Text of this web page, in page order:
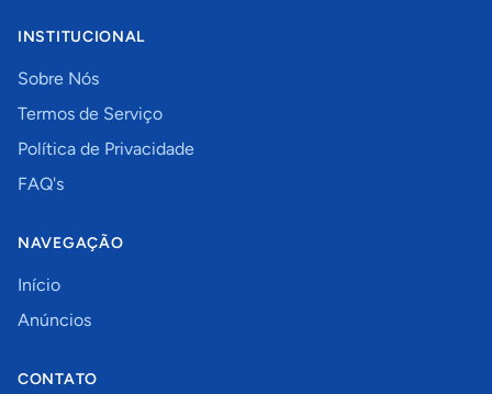
INSTITUCIONAL
Sobre Nós
Termos de Serviço
Política de Privacidade
FAQ's
NAVEGAÇÃO
Início
Anúncios
CONTATO